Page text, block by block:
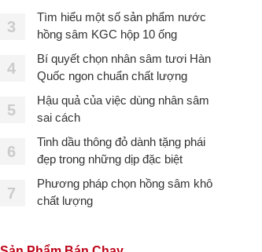
3
Tìm hiểu một số sản phẩm nước
hồng sâm KGC hộp 10 ống
4
Bí quyết chọn nhân sâm tươi Hàn
Quốc ngon chuẩn chất lượng
5
Hậu quả của việc dùng nhân sâm
sai cách
6
Tinh dầu thông đỏ dành tặng phái
đẹp trong những dịp đặc biệt
7
Phương pháp chọn hồng sâm khô
chất lượng